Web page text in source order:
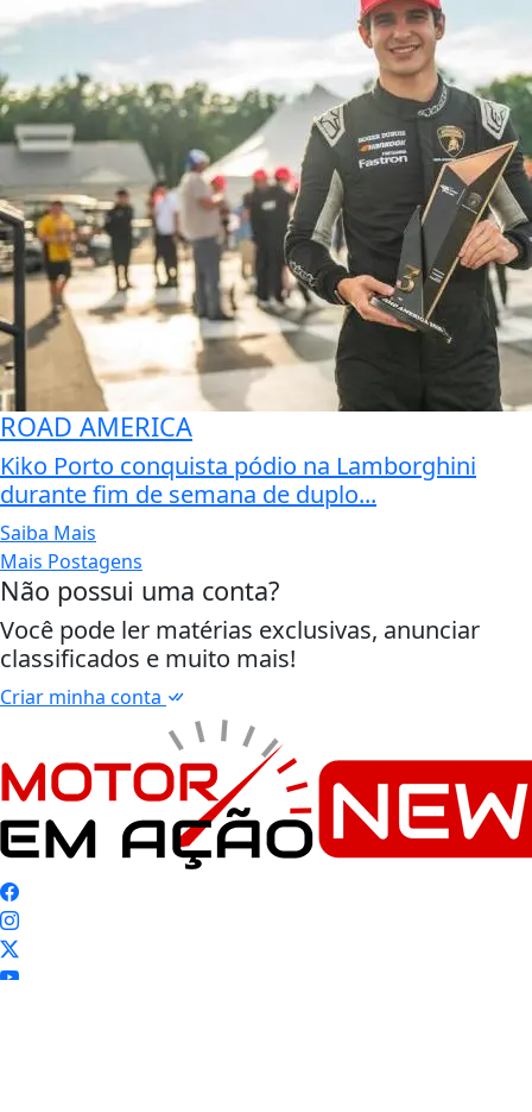
ROAD AMERICA
Kiko Porto conquista pódio na Lamborghini
durante fim de semana de duplo...
Saiba Mais
Mais Postagens
Não possui uma conta?
Você pode ler matérias exclusivas, anunciar
classificados e muito mais!
Criar minha conta